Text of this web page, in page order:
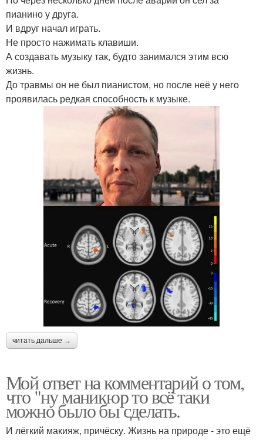
пианино у друга.
И вдруг начал играть.
Не просто нажимать клавиши.
А создавать музыку так, будто занимался этим всю
жизнь.
До травмы он не был пианистом, но после неё у него
проявилась редкая способность к музыке.
читать дальше →
Мой ответ на комментарий о том,
что "ну маникюр то всё таки
можно было бы сделать.
И лёгкий макияж, причёску. Жизнь на природе - это ещё